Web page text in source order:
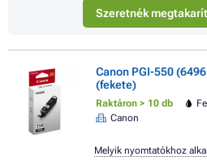
Szeretnék
Canon PGI-550
(fekete)
Raktáron > 10 db
Canon
Melyik nyomtatókhoz